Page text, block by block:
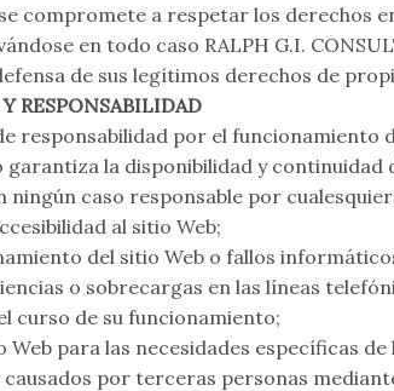
compromete a respetar los derechos
en todo caso RALPH G.I.
de sus legítimos derechos de
RESPONSABILIDAD
responsabilidad por el funcionamiento
garantiza la disponibilidad y
ningún caso responsable por
al sitio Web;
del sitio Web o fallos
o sobrecargas en las líneas
curso de su funcionamiento;
para las necesidades específicas de
por terceras personas